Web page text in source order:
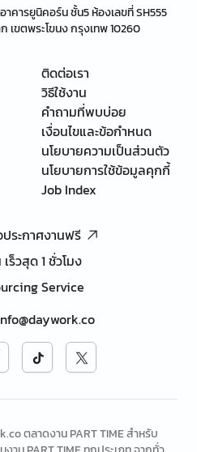
าคารยูนิคอร์น ชั้น5 ห้องเลขที่ SH555
เขตพระโขนง กรุงเทพ 10260
ติดต่อเรา
วิธีใช้งาน
คำถามที่พบบ่อย
เงื่อนไขและข้อกำหนด
นโยบายความเป็นส่วนตัว
นโยบายการใช้ข้อมูลคุกกี้
Job Index
ประกาศงานฟรี
ร็วสุด 1 ชั่วโมง
Service
ตลาดงาน PART TIME สำหรับ